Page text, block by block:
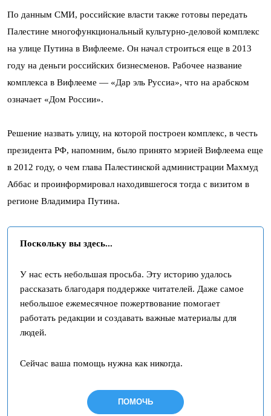
По данным СМИ, российские власти также готовы передать
Палестине многофункциональный культурно-деловой комплекс
на улице Путина в Вифлееме. Он начал строиться еще в 2013
году на деньги российских бизнесменов. Рабочее название
комплекса в Вифлееме — «Дар эль Руссиа», что на арабском
означает «Дом России».
Решение назвать улицу, на которой построен комплекс, в честь
президента РФ, напомним, было принято мэрией Вифлеема еще
в 2012 году, о чем глава Палестинской администрации Махмуд
Аббас и проинформировал находившегося тогда с визитом в
регионе Владимира Путина.
Поскольку вы здесь...
У нас есть небольшая просьба. Эту историю удалось
рассказать благодаря поддержке читателей. Даже самое
небольшое ежемесячное пожертвование помогает
работать редакции и создавать важные материалы для
людей.
Сейчас ваша помощь нужна как никогда.
ПОМОЧЬ